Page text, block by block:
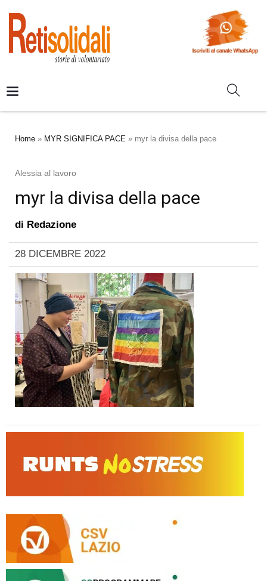
Home » MYR SIGNIFICA PACE » myr la divisa della pace
Alessia al lavoro
myr la divisa della pace
di Redazione
28 DICEMBRE 2022